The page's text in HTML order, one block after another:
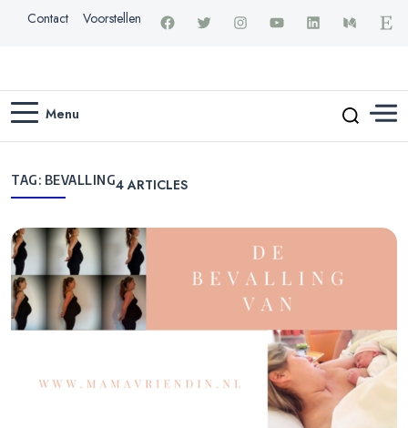
Contact Voorstellen
Menu
TAG: BEVALLING4ARTICLES